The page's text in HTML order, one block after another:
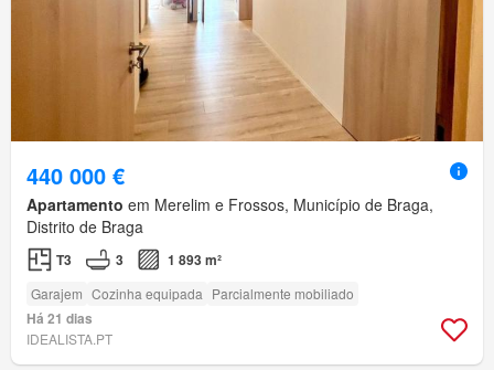
440 000 €
Apartamento em Merelim e Frossos, Município de Braga,
Distrito de Braga
T3 3 1 893 m²
Garajem Cozinha equipada Parcialmente mobiliado
Há 21 dias
IDEALISTA.PT